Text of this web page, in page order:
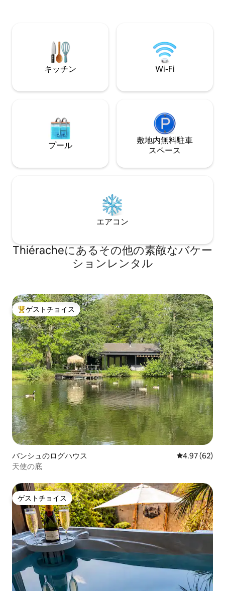
こともできます）が付いています。175ユ
ーロでシャンパンとイチゴのボトルが付
いています！ 🌹🥂🍓
キッチン Wi-Fi
プール
敷地内無料駐⁠車
ス⁠ペ⁠ー⁠ス
エアコン
Thiéracheにあるその他の素敵なバケー
ションレンタル
大好評のゲストチョイスです。
ゲストチョイス
バンシュのログハウス レビュー62
4.97 (62)
天使の底
ゲストチョイス
ゲストチョイス